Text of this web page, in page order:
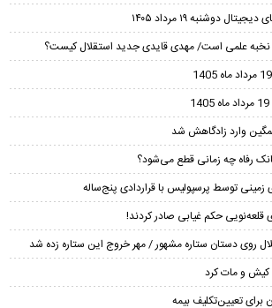
دوشنبه ۱۹ مرداد ۱۴۰۵
نخبه علمی است/ مهدی قایدی جدید استقلال کیست؟
وارد زادگاهش شد
رفاه چه زمانی قطع می‌شود؟
توسط پرسپولیس با قراردادی پنج‌ساله
قلعه‌نویی حکم غیابی صادر کردند!
روی دستان ستاره مشهور / مهر خروج این ستاره زده شد
کیش و مات کرد
برای تعیین‌تکلیف بیمه